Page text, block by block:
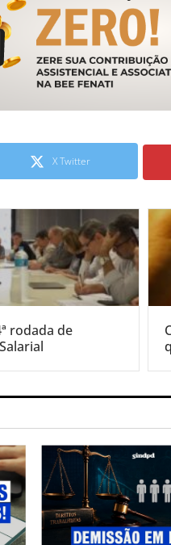
X Twitter
rodada de